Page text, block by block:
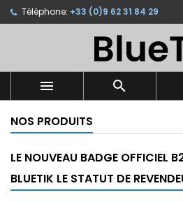
Téléphone: +33 (0)9 62 31 84 29
 
NOS PRODUITS
LE NOUVEAU BADGE OFFICIEL
BLUETIK LE STATUT DE
Ajouter à ma liste
Créer une nouvelle liste
((modalTitle))
((confirmMessage))
Créer une liste
Nom de la liste d'envies
Annuler
Connexion
Vous devez être connecté
à votre liste d'envies.